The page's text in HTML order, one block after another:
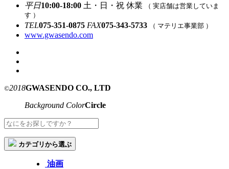
平日10:00-18:00 土・日・祝 休業 （ 実店舗は営業していま
す ）
TEL075-351-0875 FAX075-343-5733 （ マテリエ事業部 ）
www.gwasendo.com
©2018GWASENDO CO., LTD
Background ColorCircle
カテゴリから選ぶ
油画